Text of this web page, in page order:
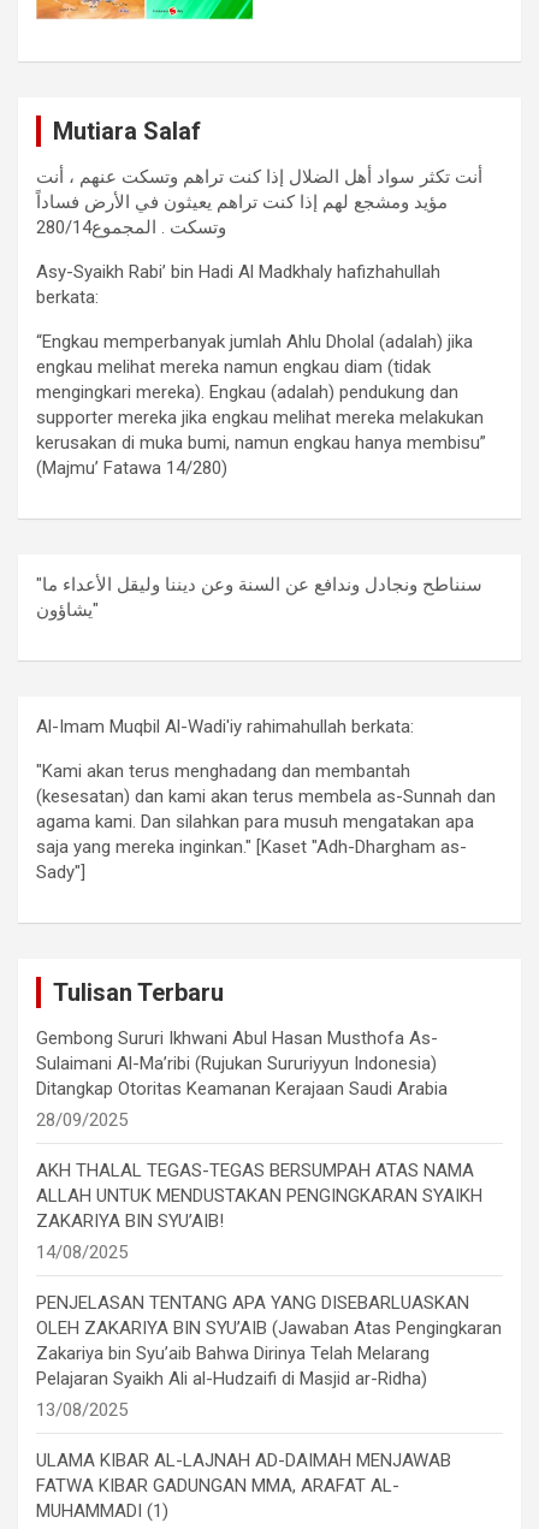
Mutiara Salaf
أنت تكثر سواد أهل الضلال إذا كنت تراهم وتسكت عنهم ، أنت
مؤيد ومشجع لهم إذا كنت تراهم يعيثون في الأرض فساداً
وتسكت . المجموع280/14
Asy-Syaikh Rabi’ bin Hadi Al Madkhaly hafizhahullah
berkata:
“Engkau memperbanyak jumlah Ahlu Dholal (adalah) jika
engkau melihat mereka namun engkau diam (tidak
mengingkari mereka). Engkau (adalah) pendukung dan
supporter mereka jika engkau melihat mereka melakukan
kerusakan di muka bumi, namun engkau hanya membisu”
(Majmu’ Fatawa 14/280)
"سنناطح ونجادل وندافع عن السنة وعن ديننا وليقل الأعداء ما
يشاؤون"
Al-Imam Muqbil Al-Wadi'iy rahimahullah berkata:
"Kami akan terus menghadang dan membantah
(kesesatan) dan kami akan terus membela as-Sunnah dan
agama kami. Dan silahkan para musuh mengatakan apa
saja yang mereka inginkan." [Kaset "Adh-Dhargham as-
Sady"]
Tulisan Terbaru
Gembong Sururi Ikhwani Abul Hasan Musthofa As-
Sulaimani Al-Ma’ribi (Rujukan Sururiyyun Indonesia)
Ditangkap Otoritas Keamanan Kerajaan Saudi Arabia
28/09/2025
AKH THALAL TEGAS-TEGAS BERSUMPAH ATAS NAMA
ALLAH UNTUK MENDUSTAKAN PENGINGKARAN SYAIKH
ZAKARIYA BIN SYU’AIB!
14/08/2025
PENJELASAN TENTANG APA YANG DISEBARLUASKAN
OLEH ZAKARIYA BIN SYU’AIB (Jawaban Atas Pengingkaran
Zakariya bin Syu’aib Bahwa Dirinya Telah Melarang
Pelajaran Syaikh Ali al-Hudzaifi di Masjid ar-Ridha)
13/08/2025
ULAMA KIBAR AL-LAJNAH AD-DAIMAH MENJAWAB
FATWA KIBAR GADUNGAN MMA, ARAFAT AL-
MUHAMMADI (1)